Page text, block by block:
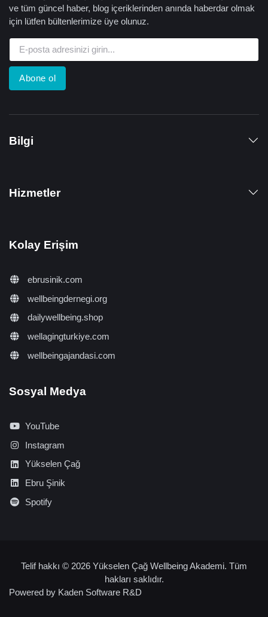
ve tüm güncel haber, blog içeriklerinden anında haberdar olmak
için lütfen bültenlerimize üye olunuz.
Abone ol
Bilgi
Hizmetler
Kolay Erişim
ebrusinik.com
wellbeingdernegi.org
dailywellbeing.shop
wellagingturkiye.com
wellbeingajandasi.com
Sosyal Medya
YouTube
Instagram
Yükselen Çağ
Ebru Şinik
Spotify
Telif hakkı © 2026 Yükselen Çağ Wellbeing Akademi. Tüm
hakları saklıdır.
Powered by Kaden Software R&D